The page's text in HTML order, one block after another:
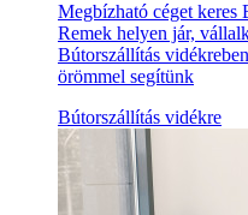
Megbízható céget keres
Remek helyen jár,
Bútorszállítás
örömmel segítünk
Bútorszállítás vidékre